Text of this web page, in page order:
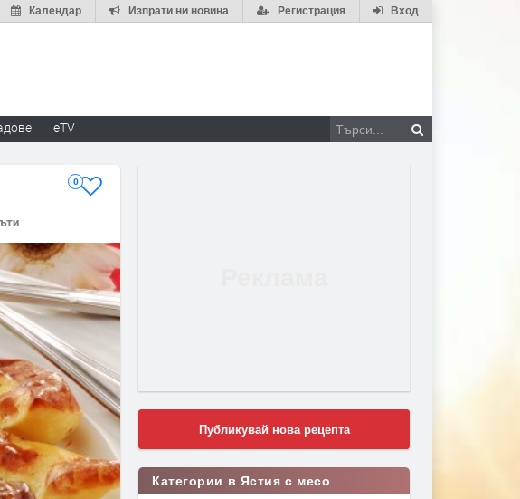
Вход
Регистрация
Изпрати ни новина
Календар
eTV
0
Публикувай нова рецепта
Категории в Ястия с месо